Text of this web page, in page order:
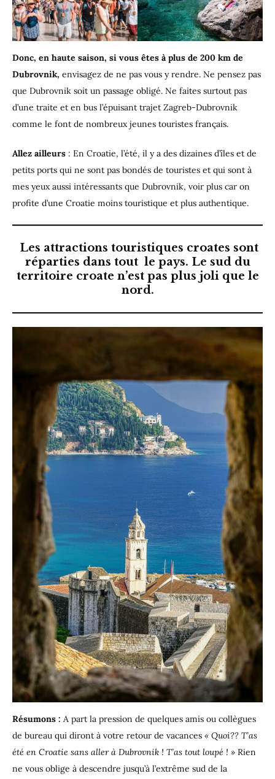
Donc, en haute saison, si vous êtes à plus de 200 km de
Dubrovnik, envisagez de ne pas vous y rendre. Ne pensez pas
que Dubrovnik soit un passage obligé. Ne faites surtout pas
d’une traite et en bus l’épuisant trajet Zagreb-Dubrovnik
comme le font de nombreux jeunes touristes français.
Allez ailleurs : En Croatie, l’été, il y a des dizaines d’îles et de
petits ports qui ne sont pas bondés de touristes et qui sont à
mes yeux aussi intéressants que Dubrovnik, voir plus car on
profite d’une Croatie moins touristique et plus authentique.
Les attractions touristiques croates sont
réparties dans tout le pays. Le sud du
territoire croate n’est pas plus joli que le
nord.
Résumons : A part la pression de quelques amis ou collègues
de bureau qui diront à votre retour de vacances « Quoi?? T’as
été en Croatie sans aller à Dubrovnik ! T’as tout loupé ! » Rien
ne vous oblige à descendre jusqu’à l’extrême sud de la